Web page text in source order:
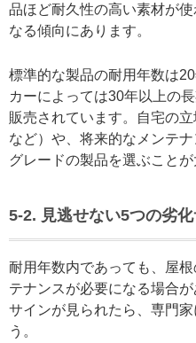
品ほど耐久性の高い素材が
なる傾向にあります。
標準的な製品の耐用年数は
カーによっては30年以上の
販売されています。自宅の
など）や、将来的なメンテ
グレードの製品を選ぶことが
5-2. 見逃せない5つの劣
耐用年数内であっても、屋
テナンスが必要になる場合
サインが見られたら、専門
う。